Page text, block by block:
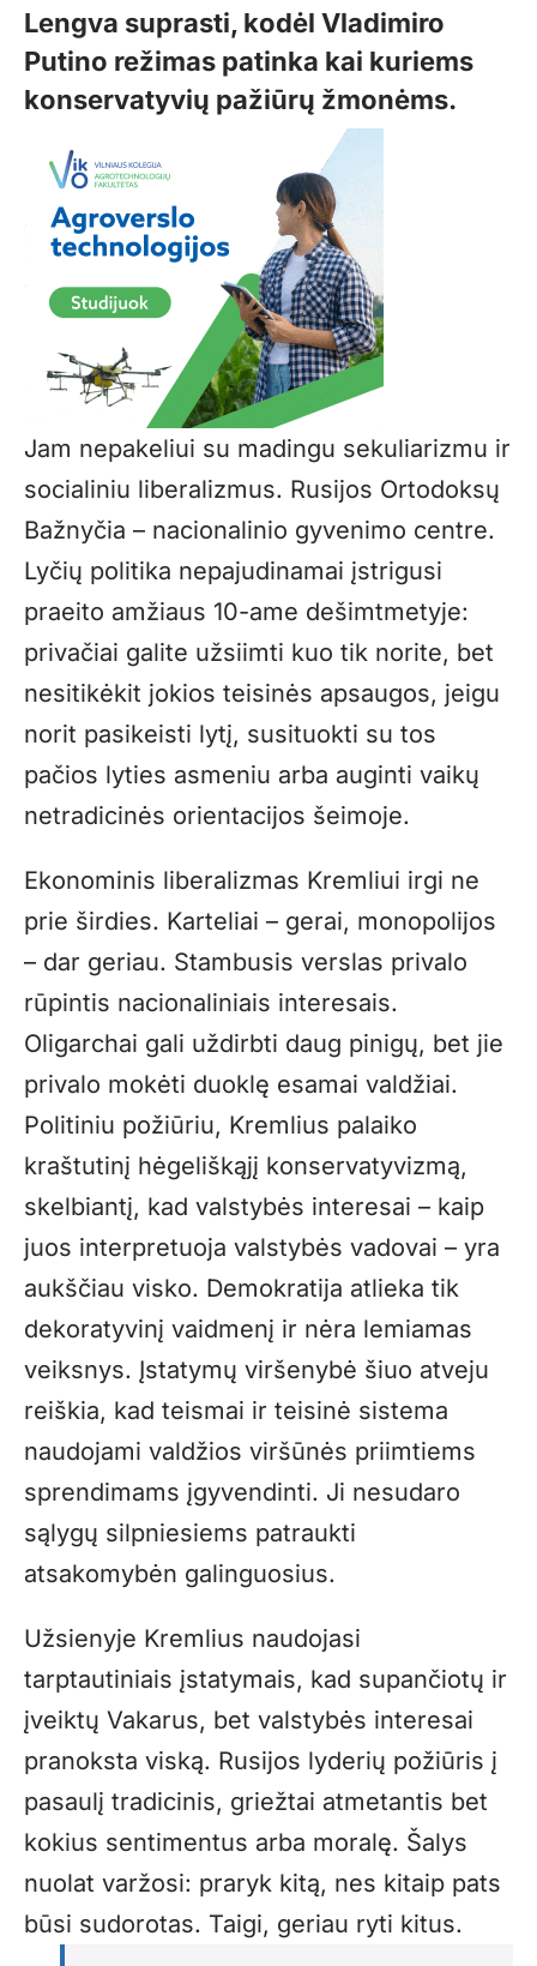
Lengva suprasti, kodėl Vladimiro
Putino režimas patinka kai kuriems
konservatyvių pažiūrų žmonėms.
Jam nepakeliui su madingu sekuliarizmu ir
socialiniu liberalizmus. Rusijos Ortodoksų
Bažnyčia – nacionalinio gyvenimo centre.
Lyčių politika nepajudinamai įstrigusi
praeito amžiaus 10-ame dešimtmetyje:
privačiai galite užsiimti kuo tik norite, bet
nesitikėkit jokios teisinės apsaugos, jeigu
norit pasikeisti lytį, susituokti su tos
pačios lyties asmeniu arba auginti vaikų
netradicinės orientacijos šeimoje.
Ekonominis liberalizmas Kremliui irgi ne
prie širdies. Karteliai – gerai, monopolijos
– dar geriau. Stambusis verslas privalo
rūpintis nacionaliniais interesais.
Oligarchai gali uždirbti daug pinigų, bet jie
privalo mokėti duoklę esamai valdžiai.
Politiniu požiūriu, Kremlius palaiko
kraštutinį hėgeliškąjį konservatyvizmą,
skelbiantį, kad valstybės interesai – kaip
juos interpretuoja valstybės vadovai – yra
aukščiau visko. Demokratija atlieka tik
dekoratyvinį vaidmenį ir nėra lemiamas
veiksnys. Įstatymų viršenybė šiuo atveju
reiškia, kad teismai ir teisinė sistema
naudojami valdžios viršūnės priimtiems
sprendimams įgyvendinti. Ji nesudaro
sąlygų silpniesiems patraukti
atsakomybėn galinguosius.
Užsienyje Kremlius naudojasi
tarptautiniais įstatymais, kad supančiotų ir
įveiktų Vakarus, bet valstybės interesai
pranoksta viską. Rusijos lyderių požiūris į
pasaulį tradicinis, griežtai atmetantis bet
kokius sentimentus arba moralę. Šalys
nuolat varžosi: praryk kitą, nes kitaip pats
būsi sudorotas. Taigi, geriau ryti kitus.